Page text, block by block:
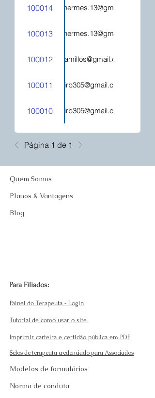
100014hecatehermes.13@gmail.com
100013hecatehermes.13@gmail.com
100012mjcamillos@gmail.com
100011 kelirb305@gmail.com
100010 kelirb305@gmail.com
Página 1 de 1
Quem Somos
Planos & Vantagens
Blog
Para Filiados:
Painel do Terapeuta - Login
Tutorial de como usar o site
Imprimir carteira e certidão pública em PDF
Selos de terapeuta credenciado para Associados
Modelos de formulários
Norma de conduta